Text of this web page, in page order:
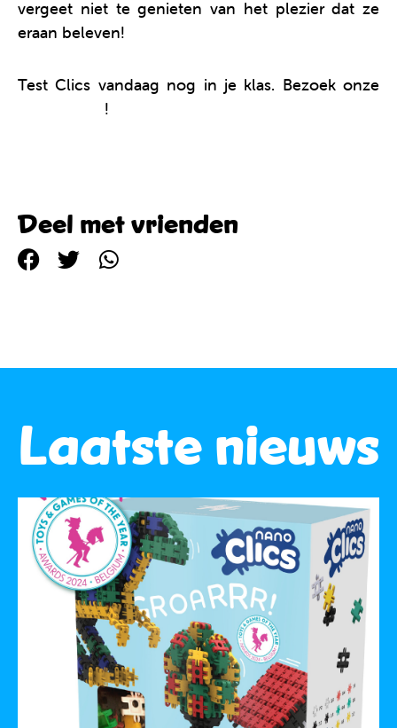
vergeet niet te genieten van het plezier dat ze
eraan beleven!
Test Clics vandaag nog in je klas. Bezoek onze
!
Deel met vrienden
Laatste nieuws